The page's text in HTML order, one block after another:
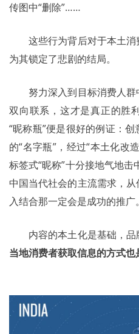
传图中“删除”……
	这些行为背后对于本土消费者与文化的敷衍态度，已经
为其锁定了悲剧的结局。
双向联系，这才是真正的胜
“昵称瓶”便是很好的例证：
的“名字瓶”，经过“本土化改
标签式“昵称”十分接地气地
中国当代社会的主流需求，
入结合那一定会是成功的推广。
内容的本土化是基础，
当地消费者获取信息的方式